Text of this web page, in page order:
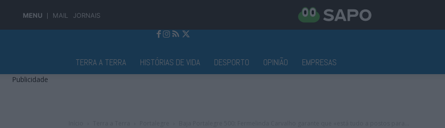
MENU MAIL JORNAIS
TERRA A TERRA HISTÓRIAS DE VIDA DESPORTO OPINIÃO EMPRESAS
Publicidade